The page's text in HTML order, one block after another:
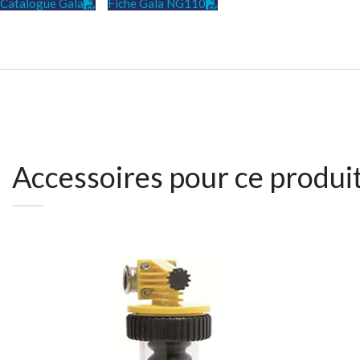
Catalogue Gala Fiche Gala NG110
Accessoires pour ce